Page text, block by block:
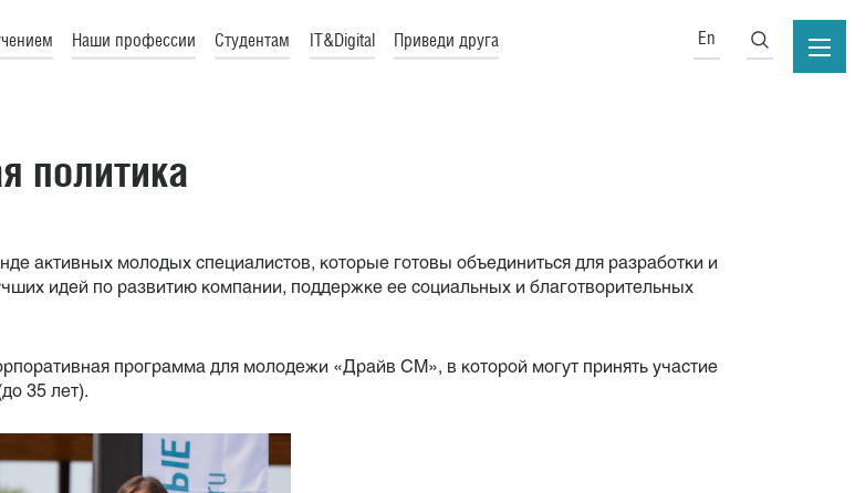
Наши профессии Студентам IT&Digital Приведи друга En
политика
активных молодых специалистов, которые готовы объединиться для разработки и
идей по развитию компании, поддержке ее социальных и благотворительных
программа для молодежи «Драйв СМ», в которой могут принять участие
35 лет).